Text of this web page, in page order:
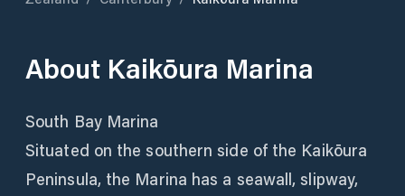
About Kaikōura Marina
South Bay Marina
Situated on the southern side of the Kaikōura
Peninsula, the Marina has a seawall, slipway,